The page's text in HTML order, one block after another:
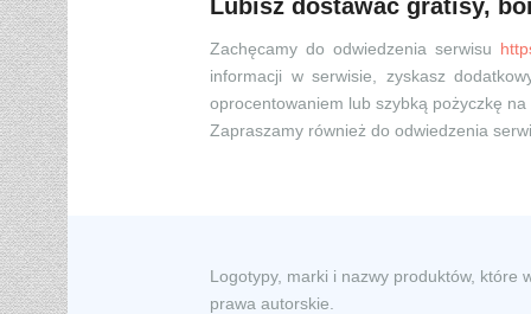
Lubisz dostawać gratisy,
Zachęcamy do odwiedzenia serwisu
informacji w serwisie, zyskasz
oprocentowaniem lub szybką pożyczkę na
Zapraszamy również do odwiedzenia
Logotypy, marki i nazwy produktów, które
prawa autorskie.